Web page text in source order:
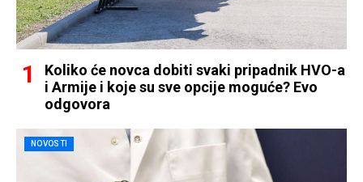
Koliko će novca dobiti svaki pripadnik HVO-a
i Armije i koje su sve opcije moguće? Evo
odgovora
NOVOSTI